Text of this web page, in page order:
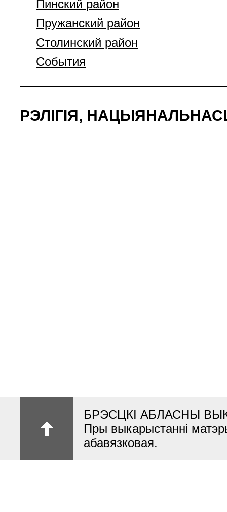
Пинский район
Пружанский район
Столинский район
События
РЭЛІГІЯ,
БРЭСЦКІ АБЛАСНЫ
Пры выкарыстанні
абавязковая.